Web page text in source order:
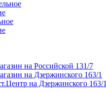
на Российской 131/7
на Дзержинского 163/1
на Дзержинского 163/1